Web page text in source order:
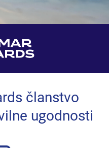
članstvo
ugodnosti